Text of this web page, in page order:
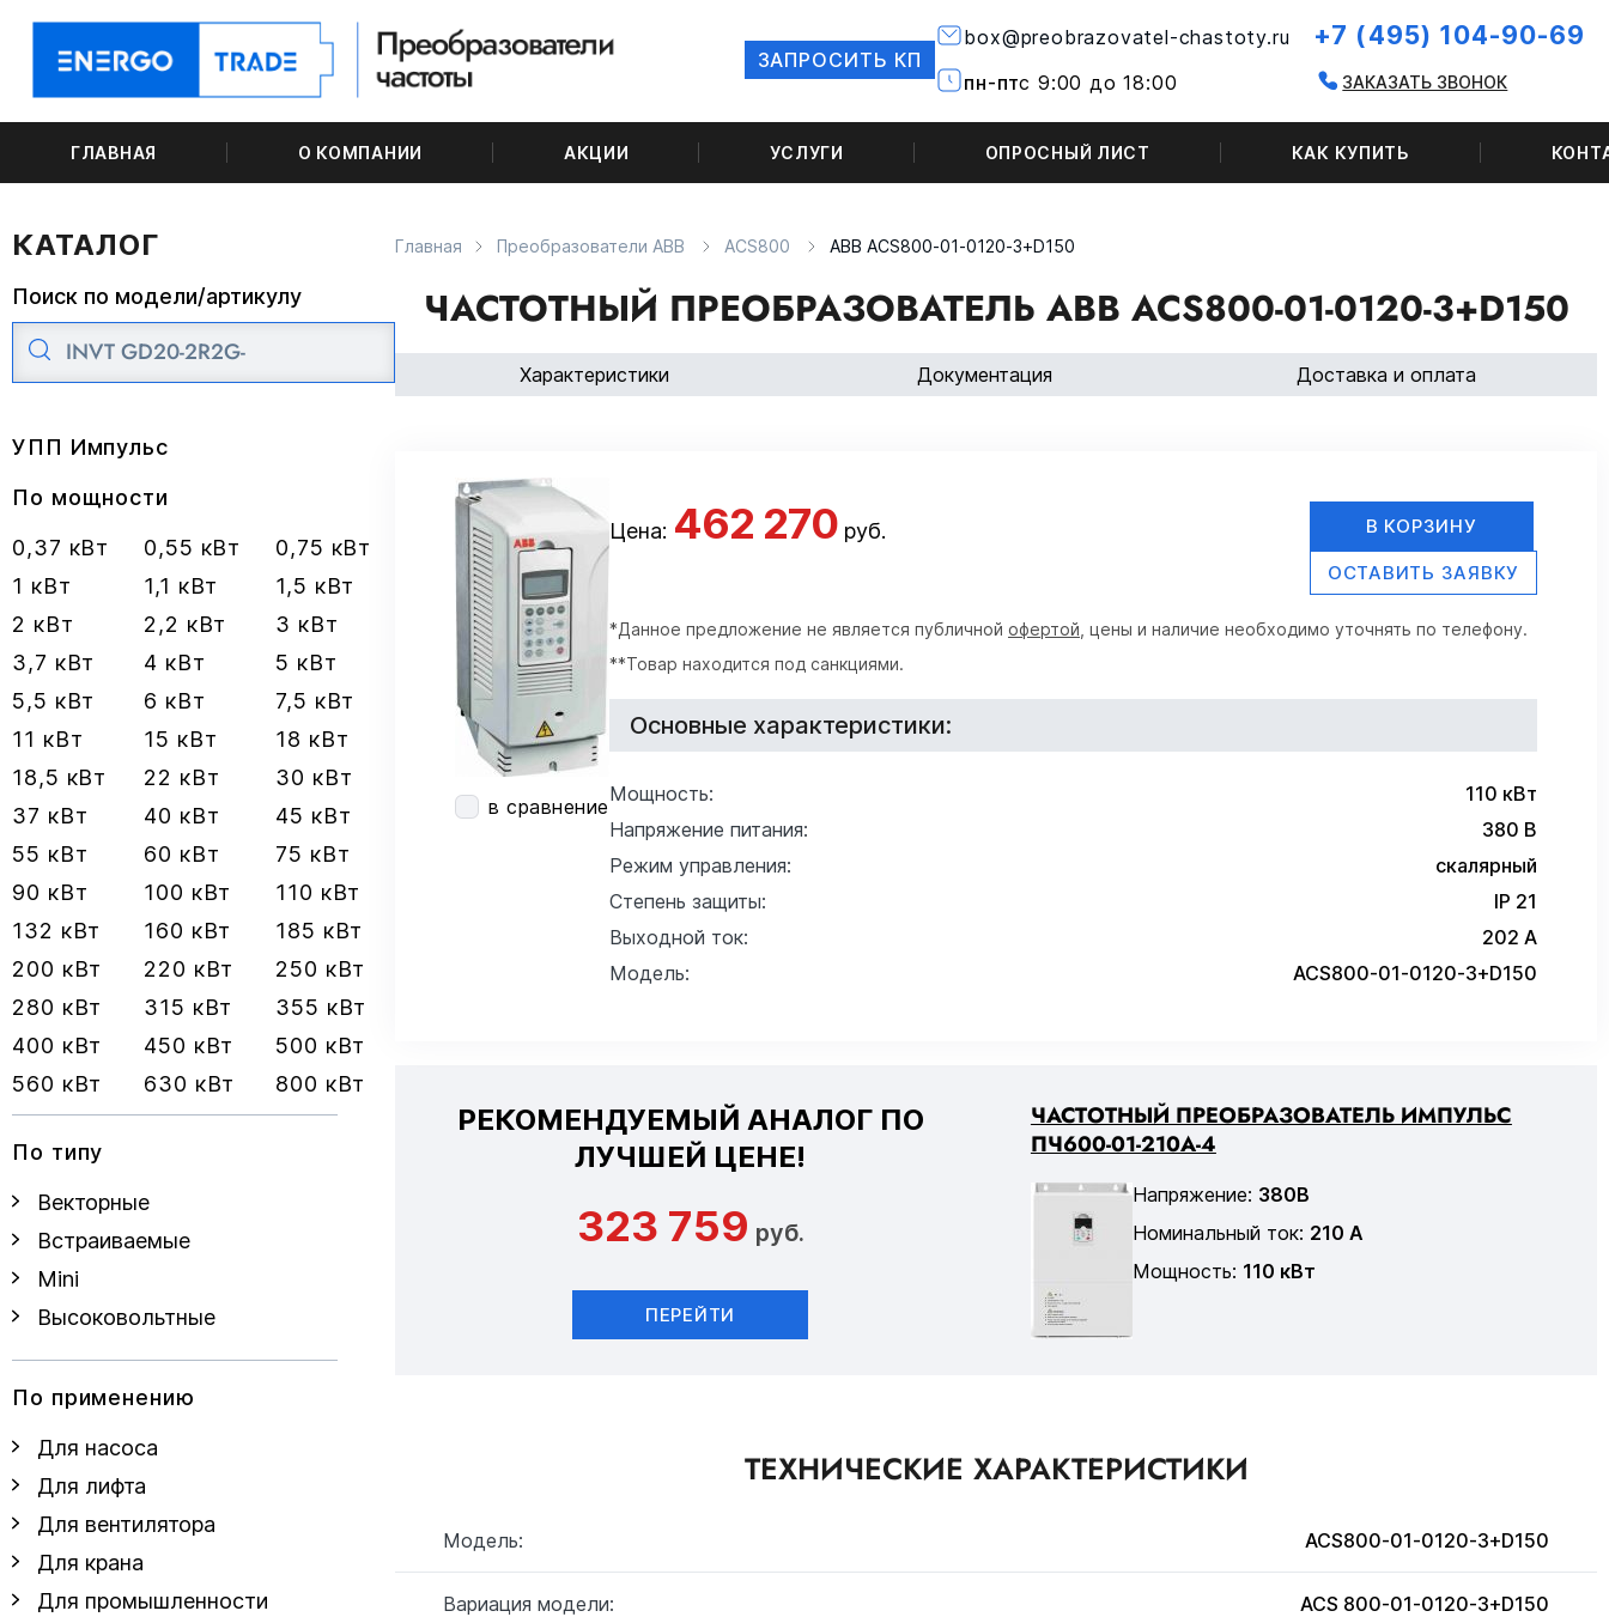
ЗАПРОСИТЬ КП
box@preobrazovatel-chastoty.ru +7 (495) 104-90-69
пн-птс 9:00 до 18:00 ЗАКАЗАТЬ ЗВОНОК
ГЛАВНАЯ О КОМПАНИИ АКЦИИ УСЛУГИ ОПРОСНЫЙ ЛИСТ КАК КУПИТЬ
КАТАЛОГ Главная Преобразователи ABB ACS800 ABB ACS800-01-0120-3+D150
Поиск по модели/артикулу
УПП Импульс
По мощности
0,37 кВт
0,55 кВт
0,75 кВт
1 кВт
1,1 кВт
1,5 кВт
2 кВт
2,2 кВт
3 кВт
3,7 кВт
4 кВт
5 кВт
5,5 кВт
6 кВт
7,5 кВт
11 кВт
15 кВт
18 кВт
18,5 кВт
22 кВт
30 кВт
37 кВт
40 кВт
45 кВт
55 кВт
60 кВт
75 кВт
90 кВт
100 кВт
110 кВт
132 кВт
160 кВт
185 кВт
200 кВт
220 кВт
250 кВт
280 кВт
315 кВт
355 кВт
400 кВт
450 кВт
500 кВт
560 кВт
630 кВт 800 кВт
По типу
Векторные
Встраиваемые
Mini
Высоковольтные
По применению
Для насоса
Для лифта
Для вентилятора
Для крана
Для промышленности
ЧАСТОТНЫЙ ПРЕОБРАЗОВАТЕЛЬ ABB ACS800-01-0120-3+D150
Характеристики Документация Доставка и оплата
в сравнение
Цена: 462 270руб. В КОРЗИНУ
ОСТАВИТЬ ЗАЯВКУ
*Данное предложение не является публичной офертой , цены и наличие необходимо уточнять по телефону.
**Товар находится под санкциями.
Основные характеристики:
Мощность:
110 кВт
Напряжение питания:
380 В
Режим управления:
скалярный
Степень защиты:
IP 21
Выходной ток:
202 А
Модель:
ACS800-01-0120-3+D150
РЕКОМЕНДУЕМЫЙ АНАЛОГ ПО
ЛУЧШЕЙ ЦЕНЕ!
323 759 руб.
ПЕРЕЙТИ
ЧАСТОТНЫЙ ПРЕОБРАЗОВАТЕЛЬ ИМПУЛЬС
ПЧ600-01-210А-4
Напряжение: 380В
Номинальный ток: 210 А
Мощность: 110 кВт
ТЕХНИЧЕСКИЕ ХАРАКТЕРИСТИКИ
Модель: ACS800-01-0120-3+D150
Вариация модели: ACS 800-01-0120-3+D150